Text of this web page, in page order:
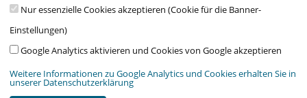
Wir arbeiten im Auftrag von:Stiftung Juliusspital Würzburg
Nur essenzielle Cookies akzeptieren (Cookie für die Banner-
Einstellungen)
Google Analytics aktivieren und Cookies von Google akzeptieren
Weitere Informationen zu Google Analytics und Cookies erhalten Sie in
unserer Datenschutzerklärung